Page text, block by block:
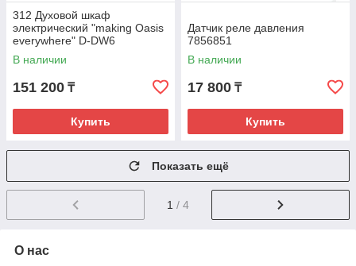
312 Духовой шкаф
электрический "making Oasis
everywhere" D-DW6
В наличии
151 200 ₸
Купить
Датчик реле давления
7856851
В наличии
17 800 ₸
Купить
Показать ещё
1 / 4
О нас